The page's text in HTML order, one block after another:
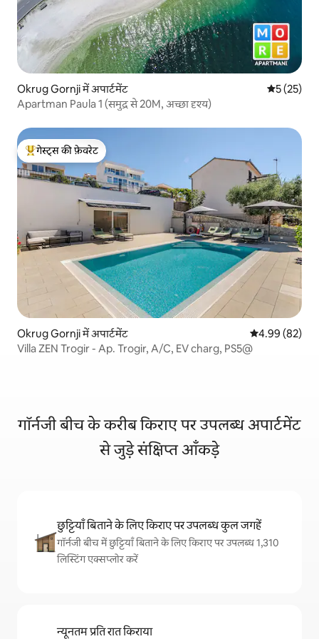
Okrug Gornji में अपार्टमेंट औसत रेटिंग
5 (25)
Apartman Paula 1 (समुद्र से 20M, अच्छा दृश्य)
गेस्ट्स का टॉप फ़ेवरेट
गेस्ट्स की फ़ेवरेट
Okrug Gornji में अपार्टमेंट औसत रेटिंग 5 में
4.99 (82)
Villa ZEN Trogir - Ap. Trogir, A/C, EV charg, PS5@
गॉर्नजी बीच के करीब किराए पर उपलब्ध अपार्टमेंट
से जुड़े संक्षिप्त आँकड़े
छुट्टियाँ बिताने के लिए किराए पर उपलब्ध कुल जगहें
गॉर्नजी बीच में छुट्टियाँ बिताने के लिए किराए पर उपलब्ध 1,310
लिस्टिंग एक्सप्लोर करें
न्यूनतम प्रति रात किराया